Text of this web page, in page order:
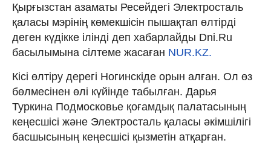
Қырғызстан азаматы Ресейдегі Электросталь
қаласы мэрінің көмекшісін пышақтап өлтірді
деген күдікке ілінді деп хабарлайды Dni.Ru
басылымына сілтеме жасаған NUR.KZ.
Кісі өлтіру дерегі Ногинскіде орын алған. Ол өз
бөлмесінен өлі күйінде табылған. Дарья
Туркина Подмосковье қоғамдық палатасының
кеңесшісі және Электросталь қаласы әкімшілігі
басшысының кеңесшісі қызметін атқарған.